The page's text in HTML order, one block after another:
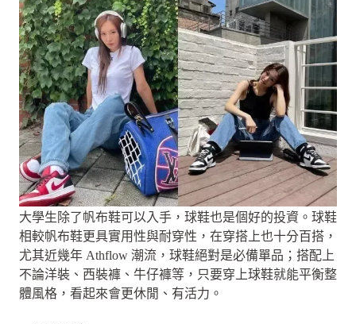
大學生除了帆布鞋可以入手，球鞋也是個好的投資。球鞋
相較帆布鞋更具實用性與耐穿性，在穿搭上也十分百搭，
尤其近幾年 Athflow 潮流，球鞋絕對是必備單品；搭配上
不論洋裝、西裝褲、牛仔褲等，只要穿上球鞋就能平衡整
體風格，看起來會更休閒、有活力。